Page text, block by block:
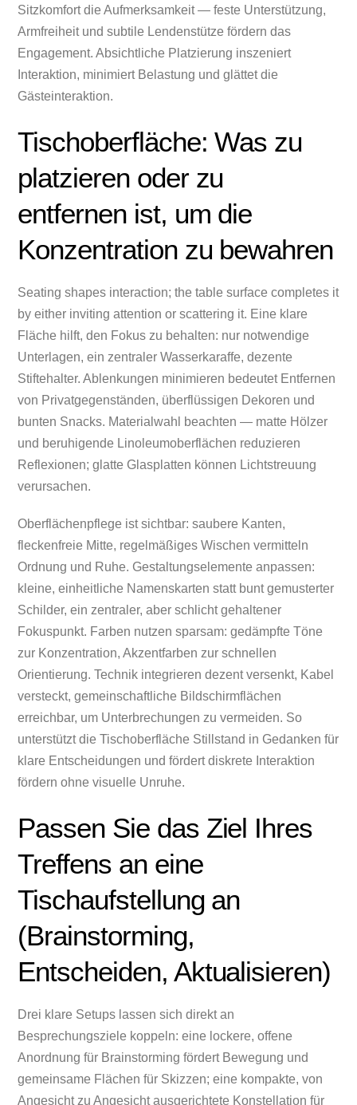
Sitzkomfort die Aufmerksamkeit — feste Unterstützung,
Armfreiheit und subtile Lendenstütze fördern das
Engagement. Absichtliche Platzierung inszeniert
Interaktion, minimiert Belastung und glättet die
Gästeinteraktion.
Tischoberfläche: Was zu
platzieren oder zu
entfernen ist, um die
Konzentration zu bewahren
Seating shapes interaction; the table surface completes it
by either inviting attention or scattering it. Eine klare
Fläche hilft, den Fokus zu behalten: nur notwendige
Unterlagen, ein zentraler Wasserkaraffe, dezente
Stiftehalter. Ablenkungen minimieren bedeutet Entfernen
von Privatgegenständen, überflüssigen Dekoren und
bunten Snacks. Materialwahl beachten — matte Hölzer
und beruhigende Linoleumoberflächen reduzieren
Reflexionen; glatte Glasplatten können Lichtstreuung
verursachen.
Oberflächenpflege ist sichtbar: saubere Kanten,
fleckenfreie Mitte, regelmäßiges Wischen vermitteln
Ordnung und Ruhe. Gestaltungselemente anpassen:
kleine, einheitliche Namenskarten statt bunt gemusterter
Schilder, ein zentraler, aber schlicht gehaltener
Fokuspunkt. Farben nutzen sparsam: gedämpfte Töne
zur Konzentration, Akzentfarben zur schnellen
Orientierung. Technik integrieren dezent versenkt, Kabel
versteckt, gemeinschaftliche Bildschirmflächen
erreichbar, um Unterbrechungen zu vermeiden. So
unterstützt die Tischoberfläche Stillstand in Gedanken für
klare Entscheidungen und fördert diskrete Interaktion
fördern ohne visuelle Unruhe.
Passen Sie das Ziel Ihres
Treffens an eine
Tischaufstellung an
(Brainstorming,
Entscheiden, Aktualisieren)
Drei klare Setups lassen sich direkt an
Besprechungsziele koppeln: eine lockere, offene
Anordnung für Brainstorming fördert Bewegung und
gemeinsame Flächen für Skizzen; eine kompakte, von
Angesicht zu Angesicht ausgerichtete Konstellation für